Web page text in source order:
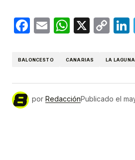
Facebook
Email X
BALONCESTO CANARIAS LA
por RedacciónPublicado el